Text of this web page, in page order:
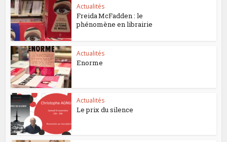
Actualités
Freida McFadden : le
phénomène en librairie
Actualités
Enorme
Actualités
Le prix du silence